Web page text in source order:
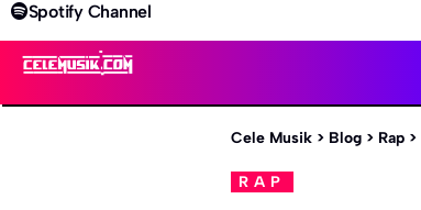
Spotify Channel
Cele Musik > Blog > Rap >
RAP